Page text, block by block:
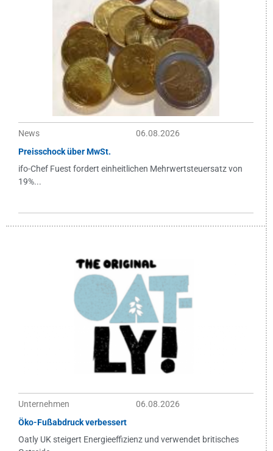
News
06.08.2026
Preisschock über MwSt.
ifo-Chef Fuest fordert einheitlichen Mehrwertsteuersatz von
19%...
Unternehmen
06.08.2026
Öko-Fußabdruck verbessert
Oatly UK steigert Energieeffizienz und verwendet britisches